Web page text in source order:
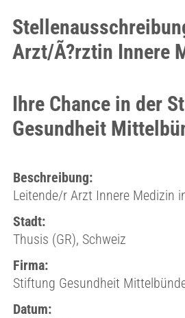
Arzt/Ã?rztin Innere
Ihre Chance in der
Gesundheit
Beschreibung:
Leitende/r Arzt Innere Medizin
Stadt:
Thusis (GR), Schweiz
Firma:
Stiftung Gesundheit
Datum: